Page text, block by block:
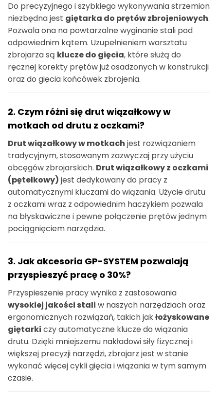
Do precyzyjnego i szybkiego wykonywania strzemion
niezbędna jest giętarka do prętów zbrojeniowych.
Pozwala ona na powtarzalne wyginanie stali pod
odpowiednim kątem. Uzupełnieniem warsztatu
zbrojarza są klucze do gięcia, które służą do
ręcznej korekty prętów już osadzonych w konstrukcji
oraz do gięcia końcówek zbrojenia.
2. Czym różni się drut wiązałkowy w
motkach od drutu z oczkami?
Drut wiązałkowy w motkach jest rozwiązaniem
tradycyjnym, stosowanym zazwyczaj przy użyciu
obcęgów zbrojarskich. Drut wiązałkowy z oczkami
(pętelkowy) jest dedykowany do pracy z
automatycznymi kluczami do wiązania. Użycie drutu
z oczkami wraz z odpowiednim haczykiem pozwala
na błyskawiczne i pewne połączenie prętów jednym
pociągnięciem narzędzia.
3. Jak akcesoria GP-SYSTEM pozwalają
przyspieszyć pracę o 30%?
Przyspieszenie pracy wynika z zastosowania
wysokiej jakości stali w naszych narzędziach oraz
ergonomicznych rozwiązań, takich jakłożyskowane
giętarki czy automatyczne klucze do wiązania
drutu. Dzięki mniejszemu nakładowi siły fizycznej i
większej precyzji narzędzi, zbrojarz jest w stanie
wykonać więcej cykli gięcia i wiązania w tym samym
czasie.